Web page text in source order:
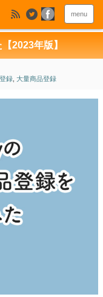
menu
2023年版】
録 大量商品登録